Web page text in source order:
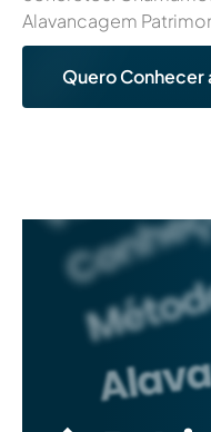
Alavancagem
Quero Conhecer